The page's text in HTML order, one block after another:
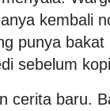
kembali
punya bakat
sebelum
cerita baru.